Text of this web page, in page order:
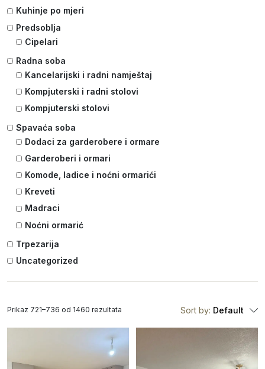
Kuhinje po mjeri
Predsoblja
Cipelari
Radna soba
Kancelarijski i radni namještaj
Kompjuterski i radni stolovi
Kompjuterski stolovi
Spavaća soba
Dodaci za garderobere i ormare
Garderoberi i ormari
Komode, ladice i noćni ormarići
Kreveti
Madraci
Noćni ormarić
Trpezarija
Uncategorized
Sort by: Default
Prikaz 721–736 od 1460 rezultata